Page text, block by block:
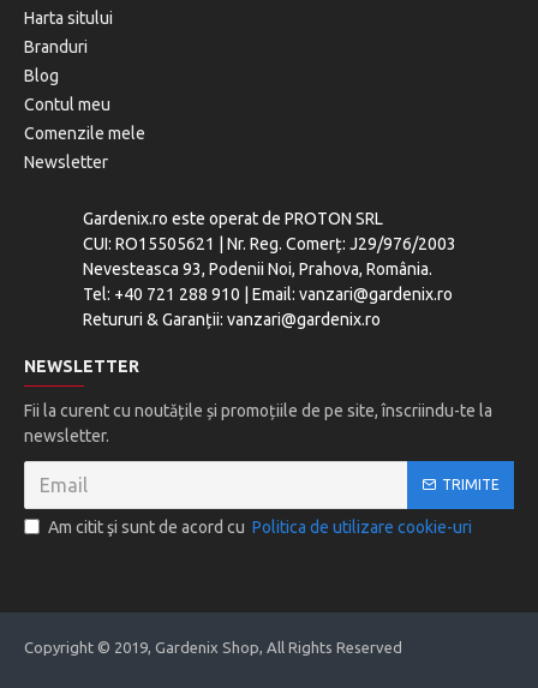
Harta sitului
Branduri
Blog
Contul meu
Comenzile mele
Newsletter
Gardenix.ro este operat de PROTON SRL
CUI: RO15505621 | Nr. Reg. Comerț: J29/976/2003
Nevesteasca 93, Podenii Noi, Prahova, România.
Tel: +40 721 288 910 | Email: vanzari@gardenix.ro
Retururi & Garanții: vanzari@gardenix.ro
NEWSLETTER
Fii la curent cu noutățile și promoțiile de pe site, înscriindu-te la
newsletter.
TRIMITE
Am citit şi sunt de acord cu Politica de utilizare cookie-uri
Copyright © 2019, Gardenix Shop, All Rights Reserved